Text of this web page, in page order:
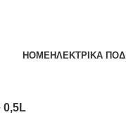
HOMEΗΛΕΚΤΡΙΚΆ
0,5L